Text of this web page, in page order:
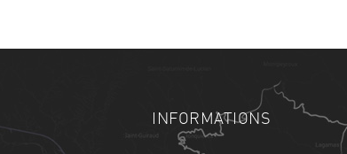
INFORMATIONS